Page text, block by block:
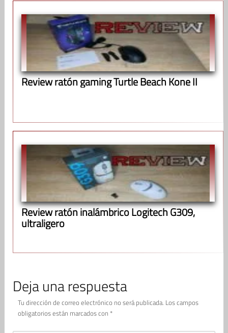
Review ratón gaming Turtle Beach Kone II
Review ratón inalámbrico Logitech G309,
ultraligero
Deja una respuesta
Tu dirección de correo electrónico no será publicada. Los campos
obligatorios están marcados con *